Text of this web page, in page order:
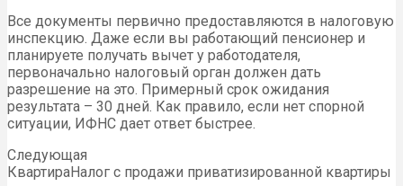
Все документы первично предоставляются в налоговую
инспекцию. Даже если вы работающий пенсионер и
планируете получать вычет у работодателя,
первоначально налоговый орган должен дать
разрешение на это. Примерный срок ожидания
результата – 30 дней. Как правило, если нет спорной
ситуации, ИФНС дает ответ быстрее.
Следующая
КвартираНалог с продажи приватизированной квартиры